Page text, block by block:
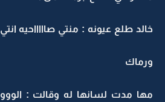
خالد طلع عيونه : منتي صاااااحيه
ورماك
مها مدت لسانها له وقالت : الووو